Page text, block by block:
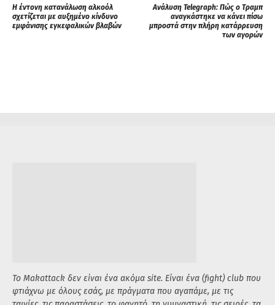
Η έντονη κατανάλωση αλκοόλ
σχετίζεται με αυξημένο κίνδυνο
εμφάνισης εγκεφαλικών βλαβών
Aνάλυση Telegraph: Πώς ο Τραμπ
αναγκάστηκε να κάνει πίσω
μπροστά στην πλήρη κατάρρευση
των αγορών
Το Makattack δεν είναι ένα ακόμα site. Είναι ένα (fight) club που
φτιάχνω με όλους εσάς, με πράγματα που αγαπάμε, με τις